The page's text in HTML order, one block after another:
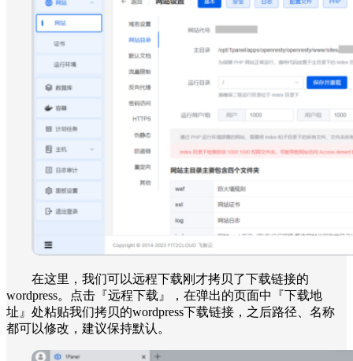
在这里，我们可以远程下载刚才拷贝了下载链接的
wordpress。点击『远程下载』，在弹出的页面中『下载地
址』处粘贴我们拷贝的wordpress下载链接，之后路径、名称
都可以修改，建议保持默认。